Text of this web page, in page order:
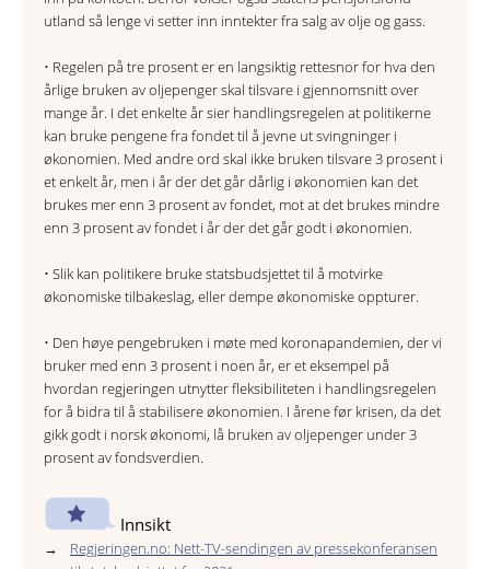
utland så lenge vi setter inn inntekter fra salg av olje og gass.
• Regelen på tre prosent er en langsiktig rettesnor for hva den
årlige bruken av oljepenger skal tilsvare i gjennomsnitt over
mange år. I det enkelte år sier handlingsregelen at politikerne
kan bruke pengene fra fondet til å jevne ut svingninger i
økonomien. Med andre ord skal ikke bruken tilsvare 3 prosent i
et enkelt år, men i år der det går dårlig i økonomien kan det
brukes mer enn 3 prosent av fondet, mot at det brukes mindre
enn 3 prosent av fondet i år der det går godt i økonomien.
• Slik kan politikere bruke statsbudsjettet til å motvirke
økonomiske tilbakeslag, eller dempe økonomiske oppturer.
• Den høye pengebruken i møte med koronapandemien, der vi
bruker med enn 3 prosent i noen år, er et eksempel på
hvordan regjeringen utnytter fleksibiliteten i handlingsregelen
for å bidra til å stabilisere økonomien. I årene før krisen, da det
gikk godt i norsk økonomi, lå bruken av oljepenger under 3
prosent av fondsverdien.
Innsikt
Regjeringen.no: Nett-TV-sendingen av pressekonferansen